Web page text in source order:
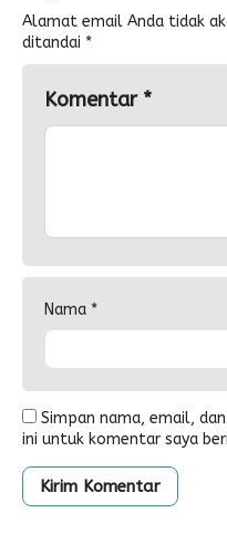
Alamat email Anda tidak
ditandai *
Komentar *
Nama *
Simpan nama, email,
ini untuk komentar saya